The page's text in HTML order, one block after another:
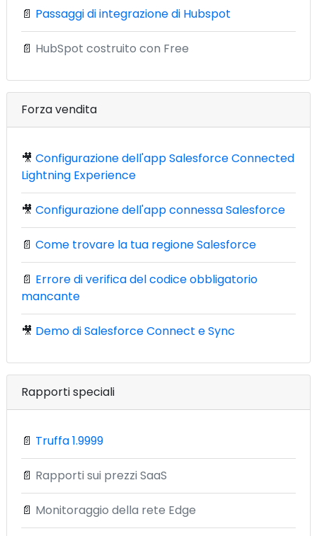
📄 Passaggi di integrazione di Hubspot
📄 HubSpot costruito con Free
Forza vendita
🎥 Configurazione dell'app Salesforce Connected
Lightning Experience
🎥 Configurazione dell'app connessa Salesforce
📄 Come trovare la tua regione Salesforce
📄 Errore di verifica del codice obbligatorio
mancante
🎥 Demo di Salesforce Connect e Sync
Rapporti speciali
📄 Truffa 1.9999
📄 Rapporti sui prezzi SaaS
📄 Monitoraggio della rete Edge